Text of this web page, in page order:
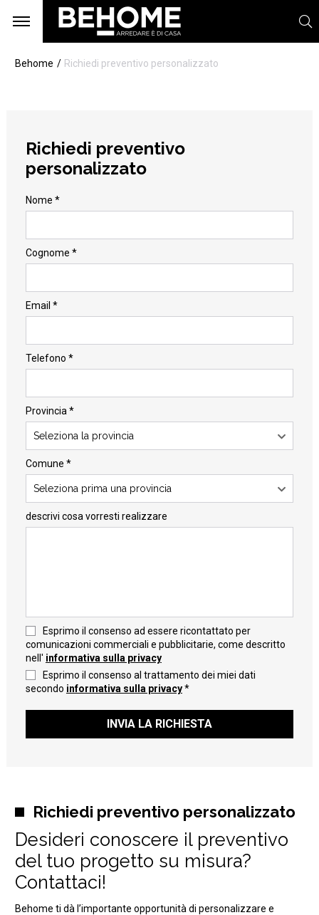
Behome Richiedi preventivo personalizzato
Richiedi preventivo personalizzato
Desideri conoscere il preventivo
del tuo progetto su misura?
Contattaci!
Behome ti dà l’importante opportunità di personalizzare e
Richiedi preventivo
personalizzato
Nome *
Cognome *
Email *
Telefono *
Provincia *
Seleziona la provincia
Comune *
Seleziona prima una provincia
descrivi cosa vorresti realizzare
Esprimo il consenso ad essere ricontattato per
comunicazioni commerciali e pubblicitarie, come descritto
nell' informativa sulla privacy
Esprimo il consenso al trattamento dei miei dati
secondo informativa sulla privacy*
INVIA LA RICHIESTA